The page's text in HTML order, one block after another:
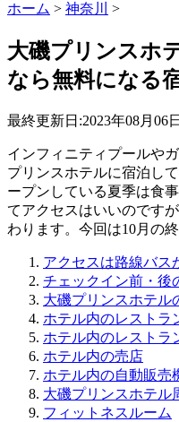
ホーム > 神奈川 >
大磯プリンスホ
なら無料になる
最終更新日:2023年08月06
インフィニティプールや
プリンスホテルに宿泊し
ープンしている夏季は食
てアクセスはいいのです
わります。今回は10月の
アクセスは路線バス
チェックイン前・後
大磯プリンスホテル
ホテル内のレストラ
ホテル内のレストラ
ホテル内の売店
ホテル内の自動販売
大磯プリンスホテル
フィットネスルーム